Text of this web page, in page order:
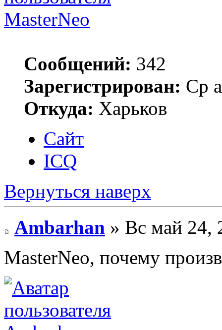
MasterNeo
Сообщений: 342
Зарегистрирован: Ср
Откуда: Харьков
Сайт
ICQ
Вернуться наверх
Ambarhan » Вс май 24,
MasterNeo, почему